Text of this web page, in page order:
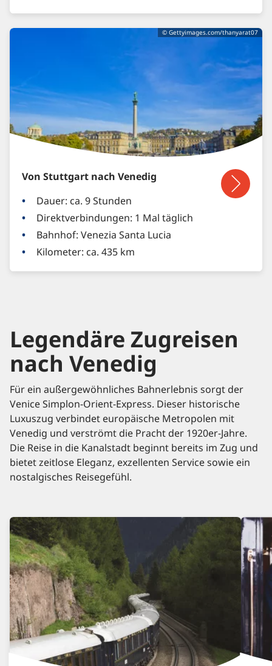
© Gettyimages.com/thanyarat07
Von Stuttgart nach Venedig
Dauer: ca. 9 Stunden
Direktverbindungen: 1 Mal täglich
Bahnhof: Venezia Santa Lucia
Kilometer: ca. 435 km
Legendäre Zugreisen
nach Venedig
Für ein außergewöhnliches Bahnerlebnis sorgt der
Venice Simplon-Orient-Express. Dieser historische
Luxuszug verbindet europäische Metropolen mit
Venedig und verströmt die Pracht der 1920er-Jahre.
Die Reise in die Kanalstadt beginnt bereits im Zug und
bietet zeitlose Eleganz, exzellenten Service sowie ein
nostalgisches Reisegefühl.